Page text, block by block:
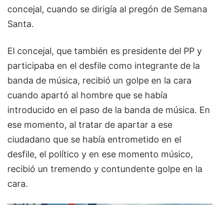
concejal, cuando se dirigía al pregón de Semana
Santa.
El concejal, que también es presidente del PP y
participaba en el desfile como integrante de la
banda de música, recibió un golpe en la cara
cuando apartó al hombre que se había
introducido en el paso de la banda de música. En
ese momento, al tratar de apartar a ese
ciudadano que se había entrometido en el
desfile, el político y en ese momento músico,
recibió un tremendo y contundente golpe en la
cara.